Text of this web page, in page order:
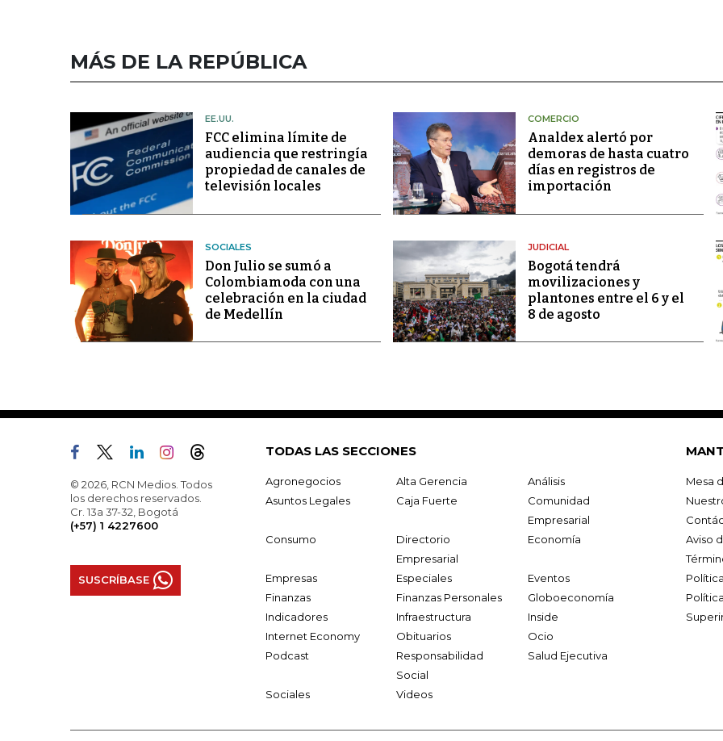
MÁS DE LA REPÚBLICA
EE.UU.
FCC elimina límite de
audiencia que restringía
propiedad de canales de
televisión locales
COMERCIO
Analdex alertó por
demoras de hasta cuatro
días en registros de
importación
SOCIALES
Don Julio se sumó a
Colombiamoda con una
celebración en la ciudad
de Medellín
JUDICIAL
Bogotá tendrá
movilizaciones y
plantones entre el 6 y el
8 de agosto
© 2026, RCN Medios. Todos
los derechos reservados.
Cr. 13a 37-32, Bogotá
(+57) 1 4227600
SUSCRÍBASE
TODAS LAS SECCIONES
Agronegocios Alta Gerencia
Análisis
Asuntos Legales
Caja Fuerte
Comunidad
Empresarial
Consumo
Directorio
Empresarial
Economía
Empresas Especiales
Eventos
Finanzas
Finanzas Personales
Globoeconomía
Indicadores
Infraestructura
Inside
Internet Economy
Obituarios
Ocio
Podcast
Responsabilidad
Social
Salud Ejecutiva
Sociales Videos
Mesa
Aviso